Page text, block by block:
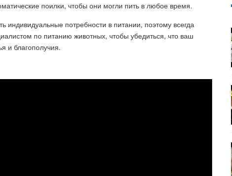
поилки, чтобы они могли пить в любое время.
потребности в питании, поэтому всегда
по питанию животных, чтобы убедиться, что ваш
и благополучия.